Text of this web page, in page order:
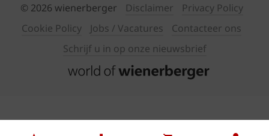
© 2026 wienerberger Disclaimer
Privacy Policy
Cookie Policy
Jobs / Vacatures
Contacteer ons
Schrijf u in op onze nieuwsbrief